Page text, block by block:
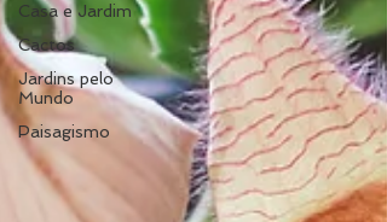
Casa e Jardim
Cactos
Jardins pelo
Mundo
Paisagismo